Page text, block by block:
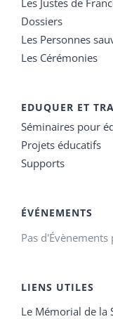
Dossiers
Les Personnes
Les Cérémonies
EDUQUER ET
Séminaires pour
Projets éducatifs
Supports
ÉVÉNEMENTS
Pas
LIENS UTILES
Le Mémorial de la